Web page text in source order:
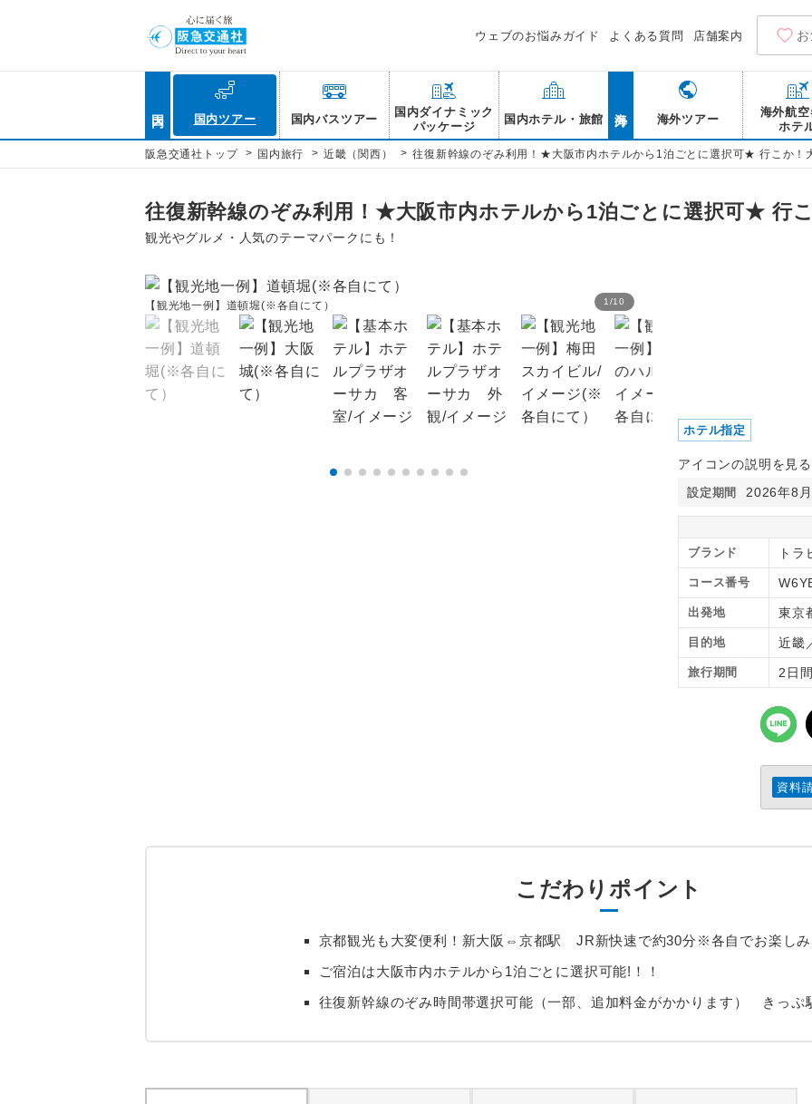
ウェブのお悩みガイド よくある質問 店舗案内
国内ツアー 国内バスツアー
国内ダイナミック
パッケージ
国内ホテル・旅館 海外ツアー
海外航空
ホテ
阪急交通社トップ > 国内旅行 > 近畿（関西） > 往復新幹線のぞみ利用！★大阪市内ホテルから1泊ごとに選択可★ 行こか
往復新幹線のぞみ利用！★大阪市内ホテルから1泊ごとに選択可★ 行
観光やグルメ・人気のテーマパークにも！
1 /10
【観光地一例】道頓堀(※各自にて）
ホテル指定
アイコンの説明を見
設定期間 2026年8
ブランド トラ
コース番号
出発地 東京
目的地 近畿
旅行期間 2日間
資料
こだわりポイント
京都観光も大変便利！新大阪⇔京都駅 JR新快速で約30分※各自でお楽しみ
ご宿泊は大阪市内ホテルから1泊ごとに選択可能!！！
往復新幹線のぞみ時間帯選択可能（一部、追加料金がかかります） きっぷ